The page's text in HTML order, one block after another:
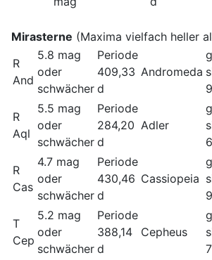
Mirasterne (Maxima vielfach heller
R
And
5.8 mag
oder
schwächer
Periode
409,33
d
Andromeda
R
Aql
5.5 mag
oder
schwächer
Periode
284,20
d
Adler
R
Cas
4.7 mag
oder
schwächer
Periode
430,46
d
Cassiopeia
T
Cep
5.2 mag
oder
schwächer
Periode
388,14
d
Cepheus